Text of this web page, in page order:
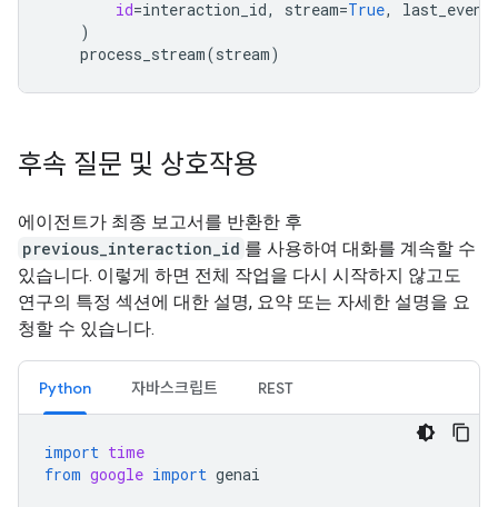
id=interaction_id, stream=True,
)
process_stream(stream)
후속 질문 및 상호작용
에이전트가 최종 보고서를 반환한 후
previous_interaction_id 를 사용하여 대화를 계속할 수
있습니다. 이렇게 하면 전체 작업을 다시 시작하지 않고도
연구의 특정 섹션에 대한 설명, 요약 또는 자세한 설명을 요
청할 수 있습니다.
Python 자바스크립트 REST
import time
from google import genai